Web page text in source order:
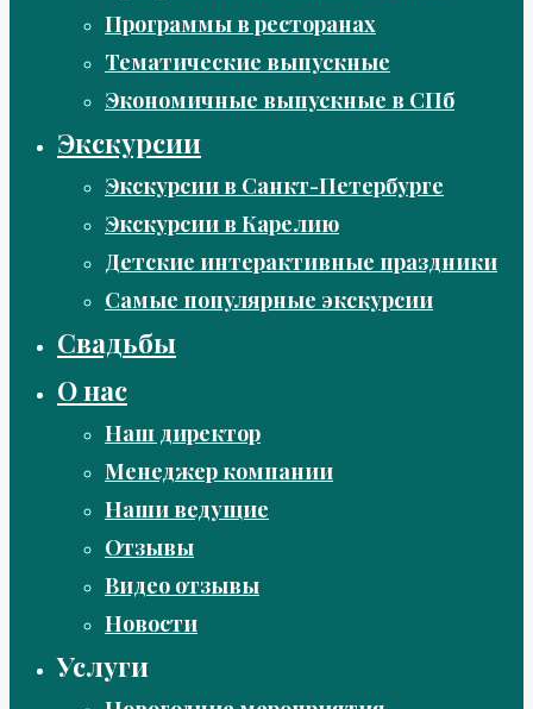
Программы в ресторанах
Тематические выпускные
Экономичные выпускные в СПб
Экскурсии
Экскурсии в Санкт-Петербурге
Экскурсии в Карелию
Детские интерактивные праздники
Самые популярные экскурсии
Свадьбы
О нас
Наш директор
Менеджер компании
Наши ведущие
Отзывы
Видео отзывы
Новости
Услуги